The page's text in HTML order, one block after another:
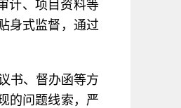
计、项目资料等
身式监督，通过
书、督办函等方
的问题线索，严